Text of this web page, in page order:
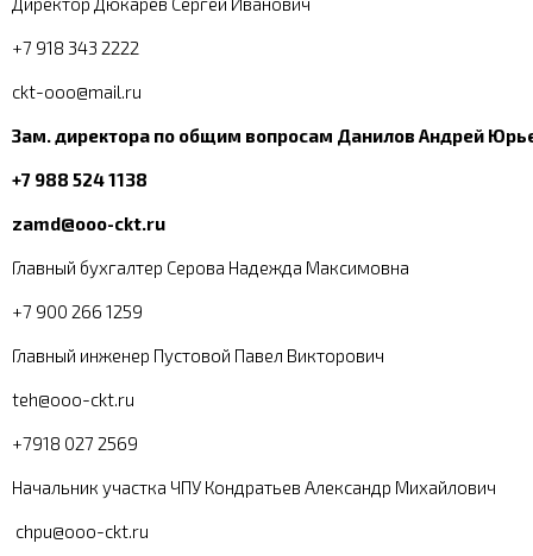
+7 918 343 2222
ckt-ooo@mail.ru
Зам. директора по общим вопросам Данилов Андрей
+7 988 524 1138
zamd@ooo-ckt.ru
Главный бухгалтер Серова Надежда Максимовна
+7 900 266 1259
Главный инженер Пустовой Павел Викторович
teh@ooo-ckt.ru
+7918 027 2569
Начальник участка ЧПУ Кондратьев Александр Михайлович
chpu@ooo-ckt.ru